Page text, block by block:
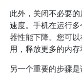
此外，关闭不必要
速度。手机在运行
器性能下降。您可
用，释放更多的内存
另一个重要的步骤